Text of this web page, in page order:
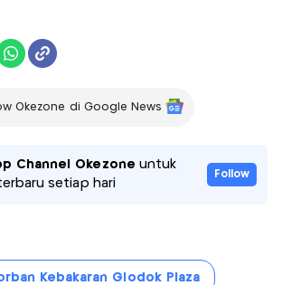
Okezone di Google News
Channel Okezone untuk
setiap hari
Follow
Kebakaran Glodok Plaza